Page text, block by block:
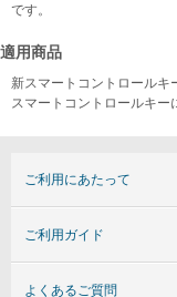
です。
適用商品
新スマートコントロールキ
スマートコントロールキー
ご利用にあたって
ご利用ガイド
よくあるご質問